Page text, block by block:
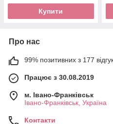
Купити
Про нас
99% позитивних з 177
Працює з 30.08.2019
м. Івано-Франківськ
Івано-Франківськ, Україна
Контакти